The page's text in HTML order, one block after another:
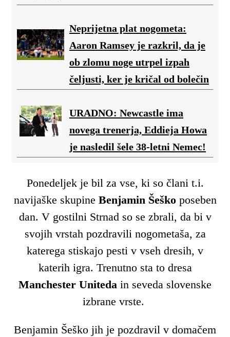
Neprijetna plat nogometa:
Aaron Ramsey je razkril, da je
ob zlomu noge utrpel izpah
čeljusti, ker je kričal od bolečin
URADNO: Newcastle ima
novega trenerja, Eddieja Howa
je nasledil šele 38-letni Nemec!
Ponedeljek je bil za vse, ki so člani t.i.
navijaške skupine Benjamin Šeškoposeben
dan. V gostilni Strnad so se zbrali, da bi v
svojih vrstah pozdravili nogometaša, za
katerega stiskajo pesti v vseh dresih, v
katerih igra. Trenutno sta to dresa
Manchester Uniteda in seveda slovenske
izbrane vrste.
Benjamin Šeško jih je pozdravil v domačem